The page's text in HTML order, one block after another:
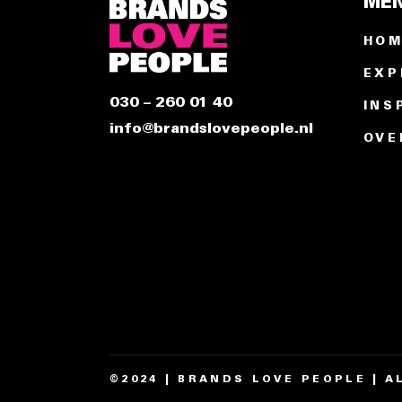
030 – 260 01 40
info@brandslovepeople.nl
©2024 | BRANDS LOVE PEOPLE |